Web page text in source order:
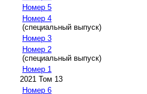
Номер 5
Номер 4
(специальный выпуск)
Номер 3
Номер 2
(специальный выпуск)
Номер 1
2021 Том 13
Номер 6